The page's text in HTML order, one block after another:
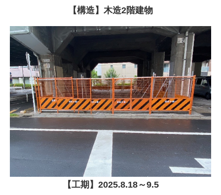
【構造】木造2階建物
【工期】 2025.8.18～9.5